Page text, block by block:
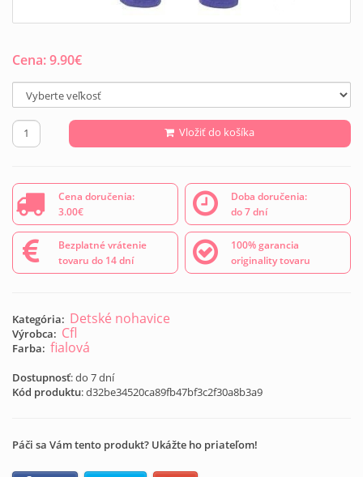
Cena:9.90€
Vložiť do košíka
Cena doručenia:
3.00€
Doba doručenia:
do 7 dní
Bezplatné vrátenie
tovaru do 14 dní
100% garancia
originality tovaru
Kategória: Detské nohavice
Výrobca: Cfl
Farba: fialová
Dostupnosť: do 7 dní
Kód produktu:d32be34520ca89fb47bf3c2f30a8b3a9
Páči sa Vám tento produkt? Ukážte ho priateľom!